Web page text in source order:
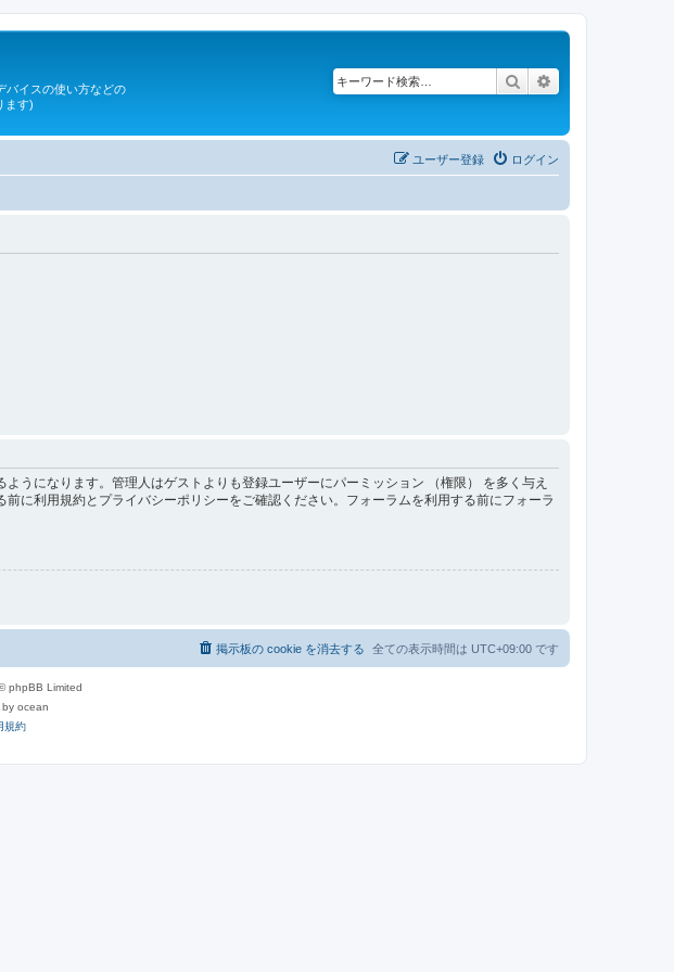
バイスの使い方などの
ます)
検索
ログイン
ユーザー登録
うになります。管理人はゲストよりも登録ユーザーにパーミッション （権限） を多く与え
に利用規約とプライバシーポリシーをご確認ください。フォーラムを利用する前にフォーラ
全ての表示時間は UTC+09:00 です
掲示板の cookie を消去する
phpBB Limited
ocean
規約